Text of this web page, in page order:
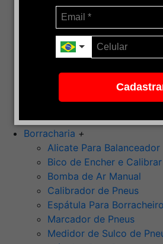
Disco de Desbaste
Escovas de Aço
Escovas de Latão
Lixas
Pasta Para Assentar
Pedra de Afiar
Ponta Montada (Oxido
Rebolos
Borracharia +
Alicate Para Balanceador
Bico de Encher e
Bomba de Ar Manual
Calibrador de Pneus
Espátula Para Borracheiro
Marcador de Pneus
Medidor de Sulco de